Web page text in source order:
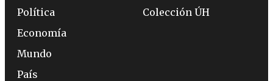
Política
Economía
Mundo
País
Colección ÚH